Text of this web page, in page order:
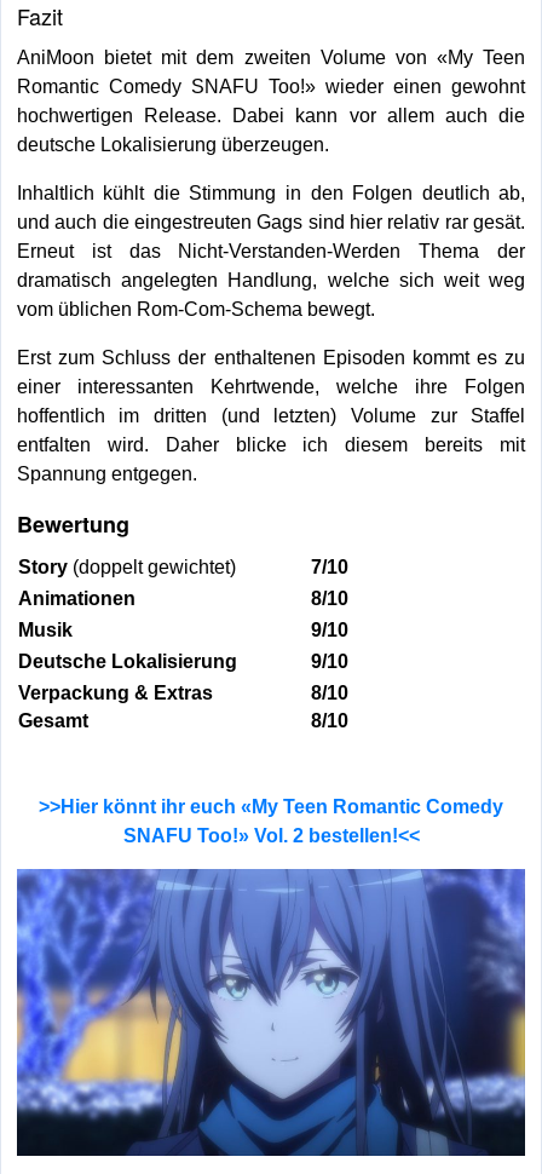
Fazit
AniMoon bietet mit dem zweiten Volume von «My Teen
Romantic Comedy SNAFU Too!» wieder einen gewohnt
hochwertigen Release. Dabei kann vor allem auch die
deutsche Lokalisierung überzeugen.
Inhaltlich kühlt die Stimmung in den Folgen deutlich ab,
und auch die eingestreuten Gags sind hier relativ rar gesät.
Erneut ist das Nicht-Verstanden-Werden Thema der
dramatisch angelegten Handlung, welche sich weit weg
vom üblichen Rom-Com-Schema bewegt.
Erst zum Schluss der enthaltenen Episoden kommt es zu
einer interessanten Kehrtwende, welche ihre Folgen
hoffentlich im dritten (und letzten) Volume zur Staffel
entfalten wird. Daher blicke ich diesem bereits mit
Spannung entgegen.
Bewertung
Story(doppelt gewichtet)
7/10
Animationen
8/10
Musik
9/10
Deutsche Lokalisierung
9/10
Verpackung & Extras
8/10
Gesamt 8/10
>>Hier könnt ihr euch «My Teen Romantic Comedy
SNAFU Too!» Vol. 2 bestellen!<<